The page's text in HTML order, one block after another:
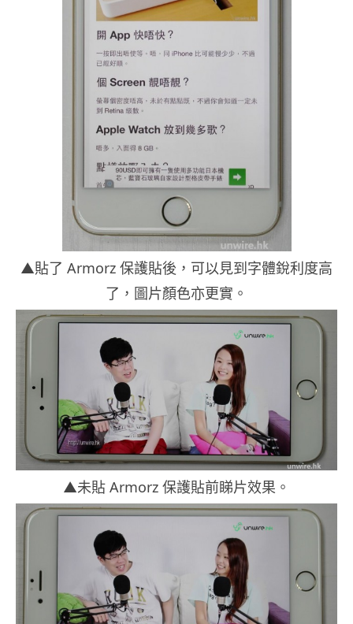
▲貼了 Armorz 保護貼後，可以見到字體銳利度高
了，圖片顏色亦更實。
▲未貼 Armorz 保護貼前睇片效果。